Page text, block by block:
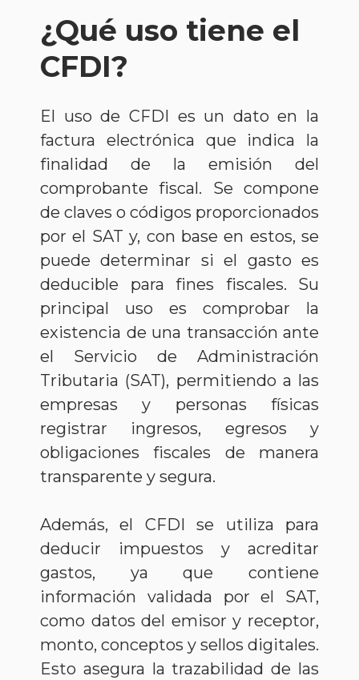
¿Qué uso tiene el
CFDI?
El uso de CFDI es un dato en la
factura electrónica que indica la
finalidad de la emisión del
comprobante fiscal. Se compone
de claves o códigos proporcionados
por el SAT y, con base en estos, se
puede determinar si el gasto es
deducible para fines fiscales. Su
principal uso es comprobar la
existencia de una transacción ante
el Servicio de Administración
Tributaria (SAT), permitiendo a las
empresas y personas físicas
registrar ingresos, egresos y
obligaciones fiscales de manera
transparente y segura.
Además, el CFDI se utiliza para
deducir impuestos y acreditar
gastos, ya que contiene
información validada por el SAT,
como datos del emisor y receptor,
monto, conceptos y sellos digitales.
Esto asegura la trazabilidad de las